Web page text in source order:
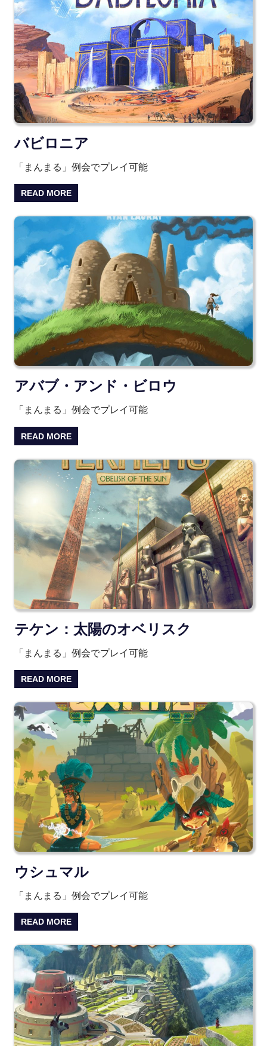
バビロニア
「まんまる」例会でプレイ可能
READ MORE
アバブ・アンド・ビロウ
「まんまる」例会でプレイ可能
READ MORE
テケン：太陽のオベリスク
「まんまる」例会でプレイ可能
READ MORE
ウシュマル
「まんまる」例会でプレイ可能
READ MORE